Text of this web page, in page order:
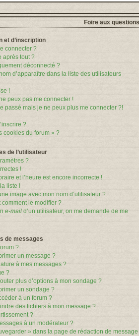
Foire aux
et d’inscription
connecter ?
après tout ?
déconnecté ?
d’apparaître dans la liste des utilisateurs
!
peux pas me connecter !
passé mais je ne peux plus me connecter ?!
?
cookies du forum » ?
de l’utilisateur
?
!
et l’heure est encore incorrecte !
liste !
image avec mon nom d’utilisateur ?
comment le modifier ?
e-mail d’un utilisateur, on me demande de me
de messages
?
un message ?
à mes messages ?
?
plus d’options à mon sondage ?
un sondage ?
à un forum ?
des fichiers à mon message ?
?
à un modérateur ?
» dans la page de rédaction de message